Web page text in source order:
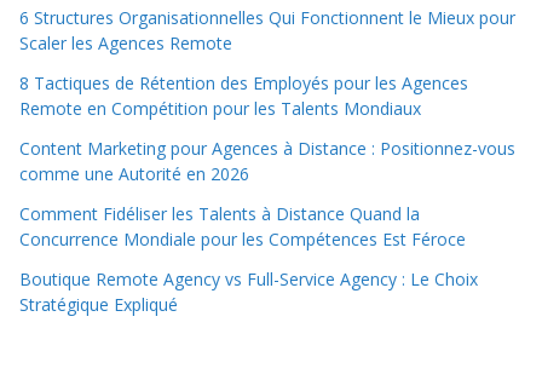
6 Structures Organisationnelles Qui Fonctionnent le Mieux pour
Scaler les Agences Remote
8 Tactiques de Rétention des Employés pour les Agences
Remote en Compétition pour les Talents Mondiaux
Content Marketing pour Agences à Distance : Positionnez-vous
comme une Autorité en 2026
Comment Fidéliser les Talents à Distance Quand la
Concurrence Mondiale pour les Compétences Est Féroce
Boutique Remote Agency vs Full-Service Agency : Le Choix
Stratégique Expliqué